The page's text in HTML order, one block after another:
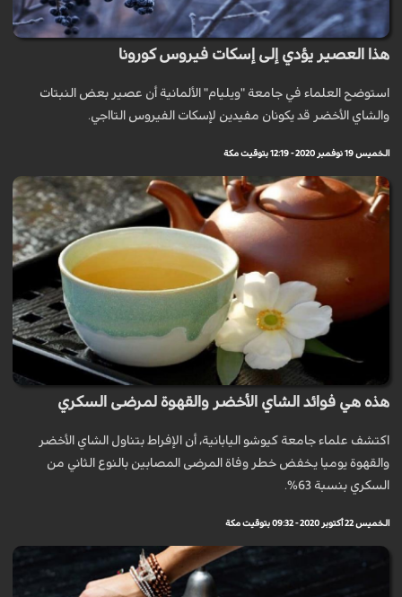
هذا العصير يؤدي إلى إسكات فيروس كورونا
استوضح العلماء في جامعة "ويليام" الألمانية أن عصير بعض النبتات
والشاي الأخضر قد يكونان مفيدين لإسكات الفيروس التااجي.
الخميس 19 نوفمبر 2020 - 12:19 بتوقيت مكة
هذه هي فوائد الشاي الأخضر والقهوة لمرضى السكري
اكتشف علماء جامعة كيوشو اليابانية، أن الإفراط بتناول الشاي الأخضر
والقهوة يوميا يخفض خطر وفاة المرضى المصابين بالنوع الثاني من
السكري بنسبة 63%.
الخميس 22 أكتوبر 2020 - 09:32 بتوقيت مكة